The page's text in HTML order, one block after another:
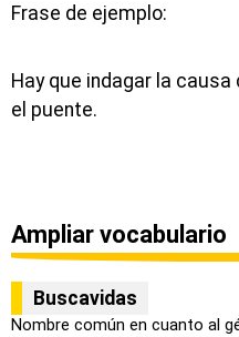
Frase de ejemplo:
Hay que indagar la
el puente.
Ampliar vocabulario
Buscavidas
Nombre común en cuanto al